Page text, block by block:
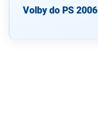
Volby do PS 2006